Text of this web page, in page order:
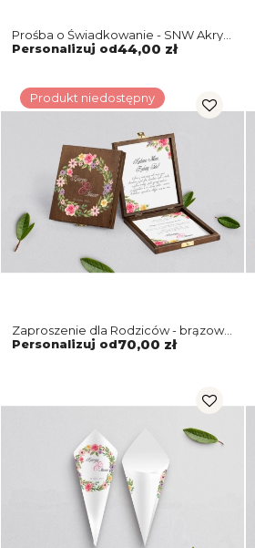
Prośba o Świadkowanie - SNW Akryl
naturalna Akwarelowe Wianki Motyw
Personalizuj od44,00 zł
Produkt niedostępny
Zaproszenie dla Rodziców - brązowe
Akwarelowe Wianki Motyw 5
Personalizuj od70,00 zł